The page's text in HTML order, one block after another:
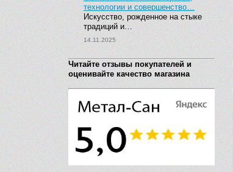
технологии и совершенство…
Искусство, рожденное на стыке
традиций и…
14.11.2025
Читайте отзывы покупателей и
оценивайте качество магазина